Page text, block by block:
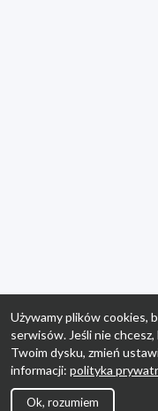
Używamy plików cookies,
serwisów. Jeśli nie
Twoim dysku, zmień
informacji: polityka
Ok, rozumiem